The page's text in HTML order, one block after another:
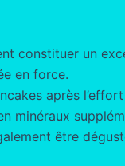
constituer un
en force.
après
minéraux
être